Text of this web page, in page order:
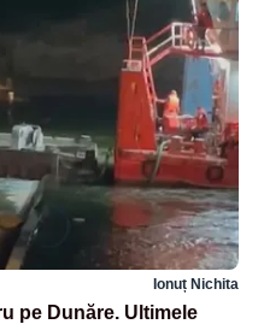
Ionuț Nichita
pe Dunăre. Ultimele